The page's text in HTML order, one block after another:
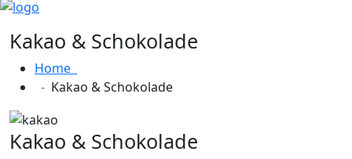
Kakao & Schokolade
Home
Kakao & Schokolade
Kakao & Schokolade